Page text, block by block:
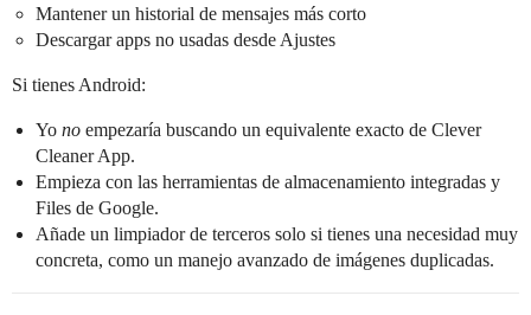
Mantener un historial de mensajes más corto
Descargar apps no usadas desde Ajustes
Si tienes Android:
Yo no empezaría buscando un equivalente exacto de Clever
Cleaner App.
Empieza con las herramientas de almacenamiento integradas y
Files de Google.
Añade un limpiador de terceros solo si tienes una necesidad muy
concreta, como un manejo avanzado de imágenes duplicadas.